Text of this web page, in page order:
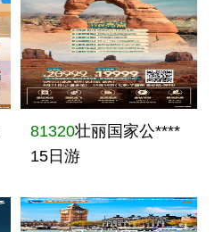
81320壮丽国家公****
15日游